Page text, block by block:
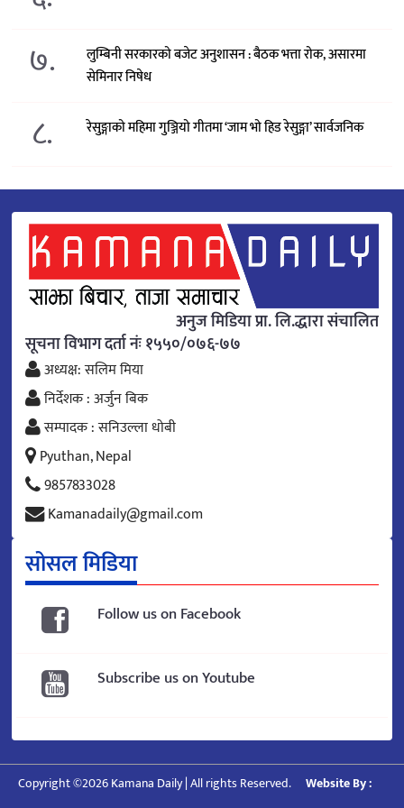
७.
लुम्बिनी सरकारको बजेट अनुशासन : बैठक भत्ता रोक, असारमा
सेमिनार निषेध
८. रेसुङ्गाको महिमा गुञ्जियो गीतमा ‘जाम भो हिड रेसुङ्गा’ सार्वजनिक
अनुज मिडिया प्रा. लि.द्धारा संचालित
सूचना विभाग दर्ता नंः १५५०/०७६-७७
अध्यक्ष: सलिम मिया
निर्देशक : अर्जुन बिक
सम्पादक : सनिउल्ला धोबी
Pyuthan, Nepal
9857833028
Kamanadaily@gmail.com
सोसल मिडिया
Follow us on Facebook
Subscribe us on Youtube
Copyright ©2026 Kamana Daily | All rights Reserved. Website By :